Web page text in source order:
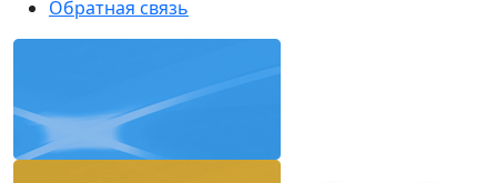
Обратная связь